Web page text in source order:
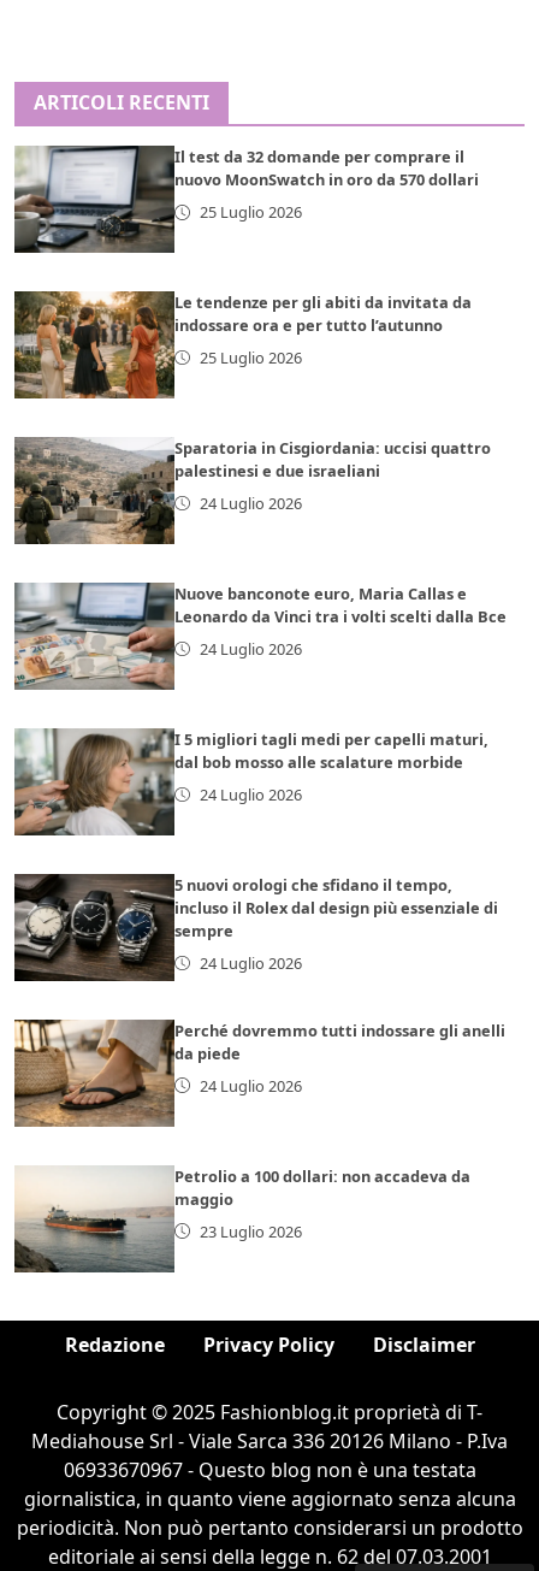
ARTICOLI RECENTI
Il test da 32 domande per comprare il
nuovo MoonSwatch in oro da 570 dollari
25 Luglio 2026
Le tendenze per gli abiti da invitata da
indossare ora e per tutto l’autunno
25 Luglio 2026
Sparatoria in Cisgiordania: uccisi quattro
palestinesi e due israeliani
24 Luglio 2026
Nuove banconote euro, Maria Callas e
Leonardo da Vinci tra i volti scelti dalla Bce
24 Luglio 2026
I 5 migliori tagli medi per capelli maturi,
dal bob mosso alle scalature morbide
24 Luglio 2026
5 nuovi orologi che sfidano il tempo,
incluso il Rolex dal design più essenziale di
sempre
24 Luglio 2026
Perché dovremmo tutti indossare gli anelli
da piede
24 Luglio 2026
Petrolio a 100 dollari: non accadeva da
maggio
23 Luglio 2026
Redazione Privacy Policy Disclaimer
Copyright © 2025 Fashionblog.it proprietà di T-
Mediahouse Srl - Viale Sarca 336 20126 Milano - P.Iva
06933670967 - Questo blog non è una testata
giornalistica, in quanto viene aggiornato senza alcuna
periodicità. Non può pertanto considerarsi un prodotto
editoriale ai sensi della legge n. 62 del 07.03.2001